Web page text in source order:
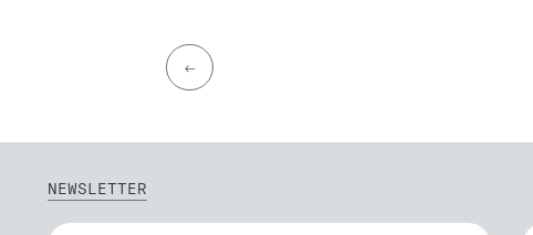
←
NEWSLETTER